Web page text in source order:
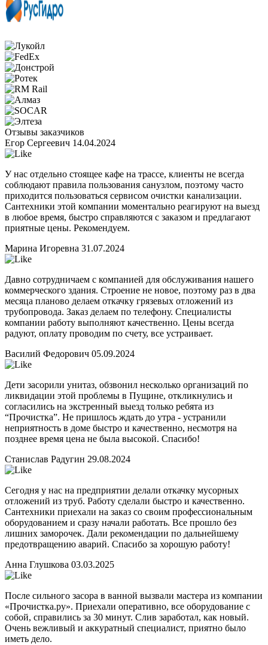
Отзывы заказчиков
Егор Сергеевич 14.04.2024
У нас отдельно стоящее кафе на трассе, клиенты не всегда
соблюдают правила пользования санузлом, поэтому часто
приходится пользоваться сервисом очистки канализации.
Сантехники этой компании моментально реагируют на выезд
в любое время, быстро справляются с заказом и предлагают
приятные цены. Рекомендуем.
Марина Игоревна 31.07.2024
Давно сотрудничаем с компанией для обслуживания нашего
коммерческого здания. Строение не новое, поэтому раз в два
месяца планово делаем откачку грязевых отложений из
трубопровода. Заказ делаем по телефону. Специалисты
компании работу выполняют качественно. Цены всегда
радуют, оплату проводим по счету, все устраивает.
Василий Федорович 05.09.2024
Дети засорили унитаз, обзвонил несколько организаций по
ликвидации этой проблемы в Пущине, откликнулись и
согласились на экстренный выезд только ребята из
“Прочистка”. Не пришлось ждать до утра - устранили
неприятность в доме быстро и качественно, несмотря на
позднее время цена не была высокой. Спасибо!
Станислав Радугин 29.08.2024
Сегодня у нас на предприятии делали откачку мусорных
отложений из труб. Работу сделали быстро и качественно.
Сантехники приехали на заказ со своим профессиональным
оборудованием и сразу начали работать. Все прошло без
лишних заморочек. Дали рекомендации по дальнейшему
предотвращению аварий. Спасибо за хорошую работу!
Анна Глушкова 03.03.2025
После сильного засора в ванной вызвали мастера из компании
«Прочистка.ру». Приехали оперативно, все оборудование с
собой, справились за 30 минут. Слив заработал, как новый.
Очень вежливый и аккуратный специалист, приятно было
иметь дело.